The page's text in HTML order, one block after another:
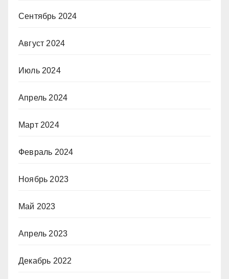
Сентябрь 2024
Август 2024
Июль 2024
Апрель 2024
Март 2024
Февраль 2024
Ноябрь 2023
Май 2023
Апрель 2023
Декабрь 2022